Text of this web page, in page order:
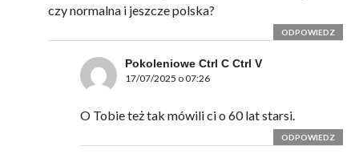
czy normalna i jeszcze polska?
ODPOWIEDZ
Pokoleniowe Ctrl C Ctrl V
17/07/2025 o 07:26
O Tobie też tak mówili ci o 60 lat starsi.
ODPOWIEDZ